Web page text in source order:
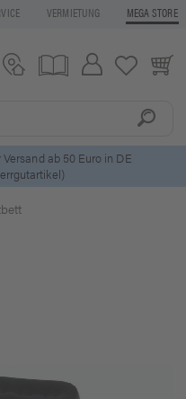
VERMIETUNG MEGA STORE
ab 50 Euro in DE